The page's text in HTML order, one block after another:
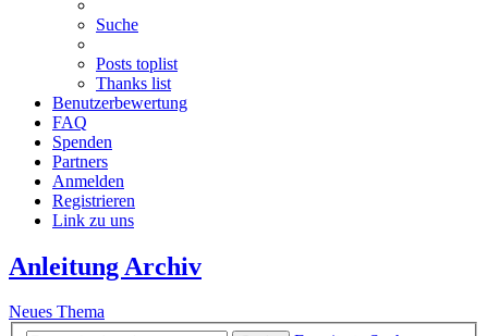
Suche
Posts toplist
Thanks list
Benutzerbewertung
FAQ
Spenden
Partners
Anmelden
Registrieren
Link zu uns
Anleitung Archiv
Neues Thema